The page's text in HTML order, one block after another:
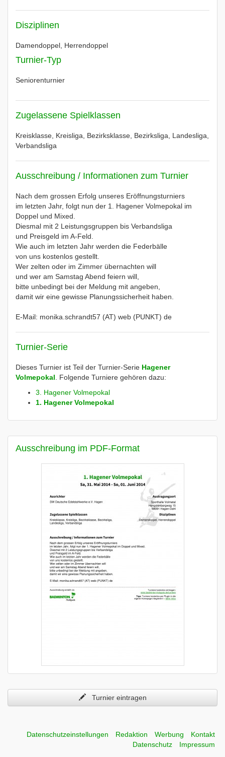
Disziplinen
Damendoppel, Herrendoppel
Turnier-Typ
Seniorenturnier
Zugelassene Spielklassen
Kreisklasse, Kreisliga, Bezirksklasse, Bezirksliga, Landesliga,
Verbandsliga
Ausschreibung / Informationen zum Turnier
Nach dem grossen Erfolg unseres Eröffnungsturniers
im letzten Jahr, folgt nun der 1. Hagener Volmepokal im
Doppel und Mixed.
Diesmal mit 2 Leistungsgruppen bis Verbandsliga
und Preisgeld im A-Feld.
Wie auch im letzten Jahr werden die Federbälle
von uns kostenlos gestellt.
Wer zelten oder im Zimmer übernachten will
und wer am Samstag Abend feiern will,
bitte unbedingt bei der Meldung mit angeben,
damit wir eine gewisse Planungssicherheit haben.
E-Mail: monika.schrandt57 (AT) web (PUNKT) de
Turnier-Serie
Dieses Turnier ist Teil der Turnier-Serie Hagener
Volmepokal . Folgende Turniere gehören dazu:
3. Hagener Volmepokal
1. Hagener Volmepokal
Ausschreibung im PDF-Format
Turnier eintragen
Datenschutzeinstellungen Redaktion Werbung
Kontakt
Datenschutz
Impressum